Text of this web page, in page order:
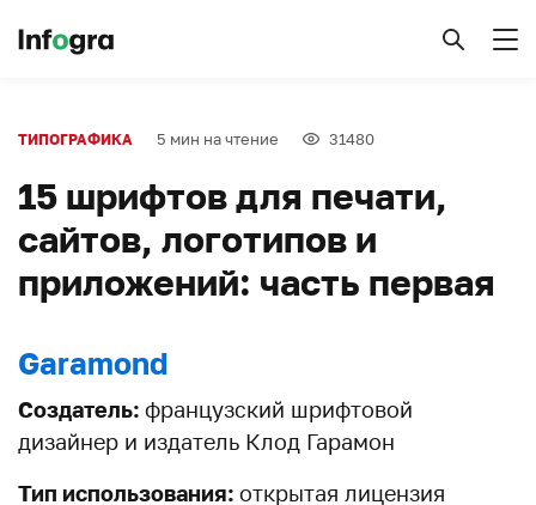
ТИПОГРАФИКА 5 мин на чтение 31480
15 шрифтов для печати,
сайтов, логотипов и
приложений: часть первая
Garamond
Создатель: французский шрифтовой
дизайнер и издатель Клод Гарамон
Тип использования: открытая лицензия